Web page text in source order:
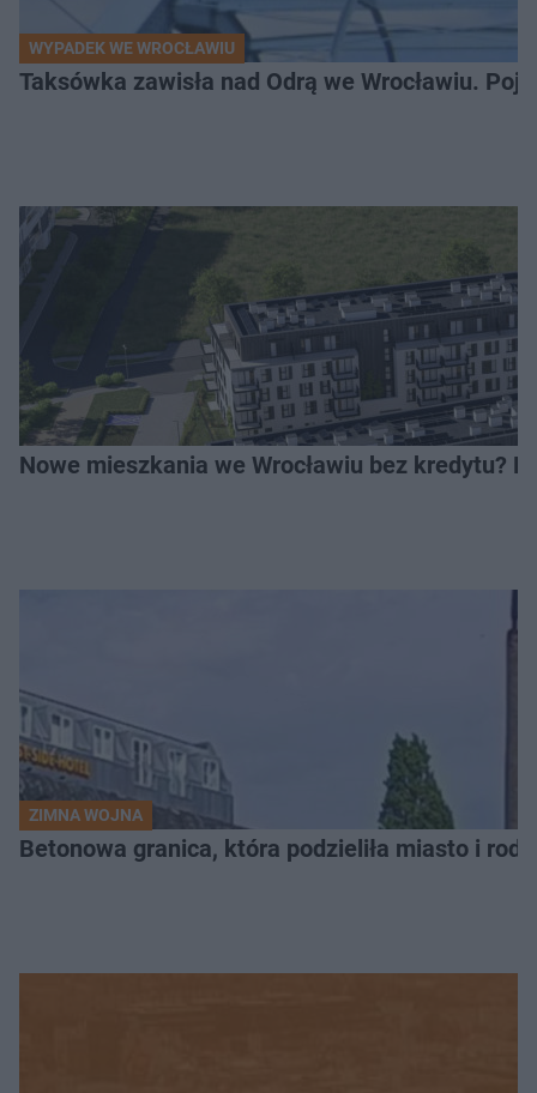
WYPADEK WE WROCŁAWIU
Taksówka zawisła nad Odrą we Wrocławiu.
Nowe mieszkania we Wrocławiu bez kredytu?
ZIMNA WOJNA
Betonowa granica, która podzieliła miasto i